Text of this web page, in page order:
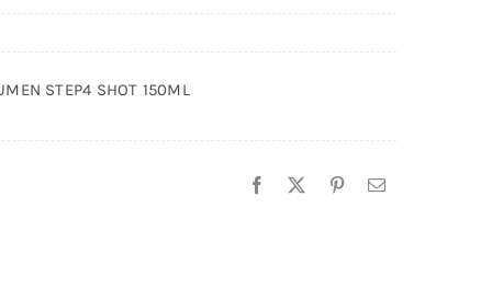
STEP4 SHOT 150ML